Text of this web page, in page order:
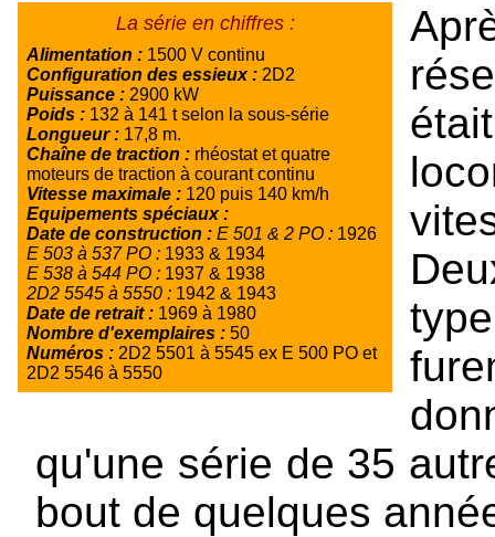
La série en chiffres :
Alimentation : 1500 V continu
Configuration des essieux : 2D2
Puissance : 2900 kW
Poids : 132 à 141 t selon la sous-série
Longueur : 17,8 m.
Chaîne de traction : rhéostat et quatre
moteurs de traction à courant continu
Vitesse maximale : 120 puis 140 km/h
Equipements spéciaux :
Date de construction : E 501 & 2 PO : 1926
E 503 à 537 PO : 1933 & 1934
E 538 à 544 PO : 1937 & 1938
2D2 5545 à 5550 : 1942 & 1943
Date de retrait : 1969 à 1980
Nombre d'exemplaires : 50
Numéros : 2D2 5501 à 5545 ex E 500 PO et
2D2 5546 à 5550
qu'une série de 35
bout de quelques